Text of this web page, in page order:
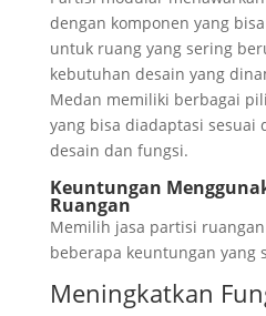
dengan komponen yang
untuk ruang yang sering
kebutuhan desain yang
Medan memiliki berbagai
yang bisa diadaptasi sesuai
desain dan fungsi.
Keuntungan
Ruangan
Memilih jasa partisi
beberapa keuntungan yang
Meningkatkan